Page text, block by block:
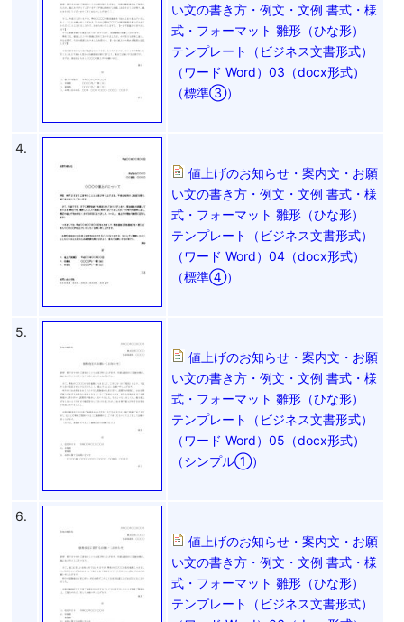
い文の書き方・例文・文例 書式・様
式・フォーマット 雛形（ひな形）
テンプレート（ビジネス文書形式）
（ワード Word）03（docx形式）
（標準③）
4.
値上げのお知らせ・案内文・お願
い文の書き方・例文・文例 書式・様
式・フォーマット 雛形（ひな形）
テンプレート（ビジネス文書形式）
（ワード Word）04（docx形式）
（標準④）
5.
値上げのお知らせ・案内文・お願
い文の書き方・例文・文例 書式・様
式・フォーマット 雛形（ひな形）
テンプレート（ビジネス文書形式）
（ワード Word）05（docx形式）
（シンプル①）
6.
値上げのお知らせ・案内文・お願
い文の書き方・例文・文例 書式・様
式・フォーマット 雛形（ひな形）
テンプレート（ビジネス文書形式）